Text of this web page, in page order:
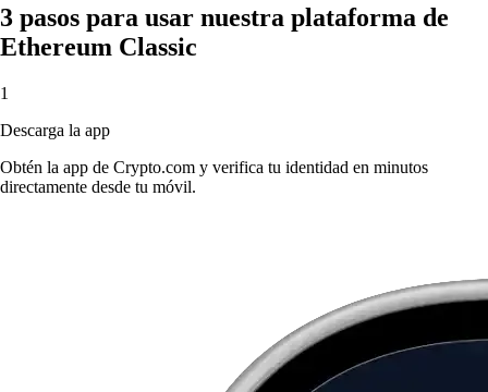
3 pasos para usar nuestra plataforma de
Ethereum Classic
1
Descarga la app
Obtén la app de Crypto.com y verifica tu identidad en minutos
directamente desde tu móvil.